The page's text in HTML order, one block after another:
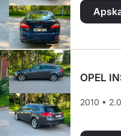
OPEL
2010 •